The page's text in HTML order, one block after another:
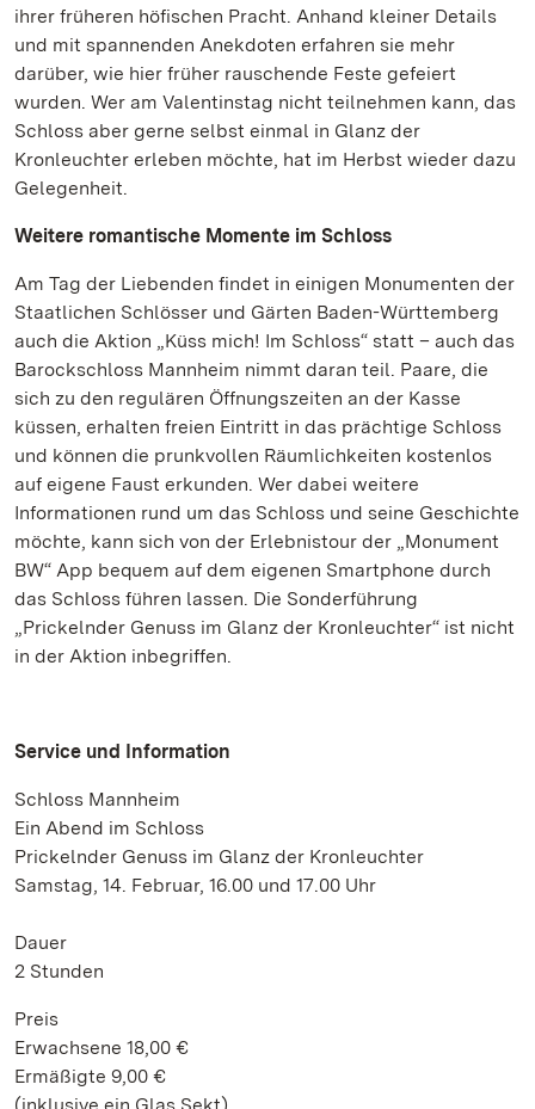
ihrer früheren höfischen Pracht. Anhand kleiner Details
und mit spannenden Anekdoten erfahren sie mehr
darüber, wie hier früher rauschende Feste gefeiert
wurden. Wer am Valentinstag nicht teilnehmen kann, das
Schloss aber gerne selbst einmal in Glanz der
Kronleuchter erleben möchte, hat im Herbst wieder dazu
Gelegenheit.
Weitere romantische Momente im Schloss
Am Tag der Liebenden findet in einigen Monumenten der
Staatlichen Schlösser und Gärten Baden-Württemberg
auch die Aktion „Küss mich! Im Schloss“ statt – auch das
Barockschloss Mannheim nimmt daran teil. Paare, die
sich zu den regulären Öffnungszeiten an der Kasse
küssen, erhalten freien Eintritt in das prächtige Schloss
und können die prunkvollen Räumlichkeiten kostenlos
auf eigene Faust erkunden. Wer dabei weitere
Informationen rund um das Schloss und seine Geschichte
möchte, kann sich von der Erlebnistour der „Monument
BW“ App bequem auf dem eigenen Smartphone durch
das Schloss führen lassen. Die Sonderführung
„Prickelnder Genuss im Glanz der Kronleuchter“ ist nicht
in der Aktion inbegriffen.
Service und Information
Schloss Mannheim
Ein Abend im Schloss
Prickelnder Genuss im Glanz der Kronleuchter
Samstag, 14. Februar, 16.00 und 17.00 Uhr
Dauer
2 Stunden
Preis
Erwachsene 18,00 €
Ermäßigte 9,00 €